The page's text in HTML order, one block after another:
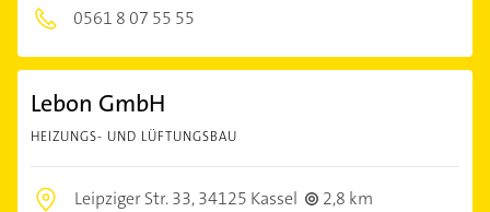
0561 8 07 55 55
Lebon GmbH
HEIZUNGS- UND LÜFTUNGSBAU
Leipziger Str. 33,34125 Kassel 2,8 km